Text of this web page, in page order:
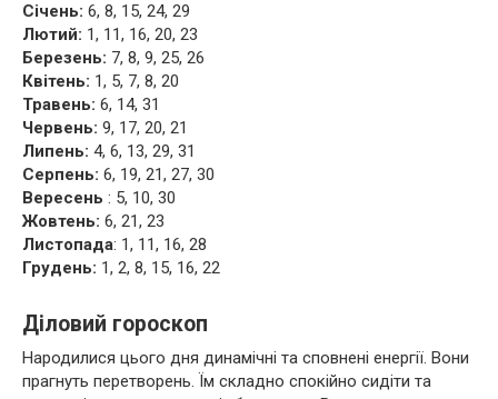
Січень: 6, 8, 15, 24, 29
Лютий: 1, 11, 16, 20, 23
Березень: 7, 8, 9, 25, 26
Квітень: 1, 5, 7, 8, 20
Травень: 6, 14, 31
Червень: 9, 17, 20, 21
Липень: 4, 6, 13, 29, 31
Серпень: 6, 19, 21, 27, 30
Вересень : 5, 10, 30
Жовтень: 6, 21, 23
Листопада: 1, 11, 16, 28
Грудень: 1, 2, 8, 15, 16, 22
Діловий гороскоп
Народилися цього дня динамічні та сповнені енергії. Вони
прагнуть перетворень. Їм складно спокійно сидіти та